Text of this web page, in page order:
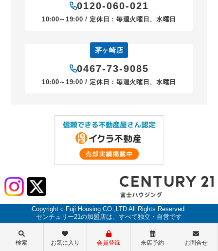
0120-060-021
10:00～19:00 / 定休日：毎週火曜日、水曜日
茅ヶ崎店
0467-73-9085
10:00～19:00 / 定休日：毎週火曜日、水曜日
Copyright c Fuji Housing CO.,LTD All Rights Reserved.
センチュリー21の加盟店は、すべて独立・自営です
検索 お気に入り 会員登録 来店予約 お問合せ